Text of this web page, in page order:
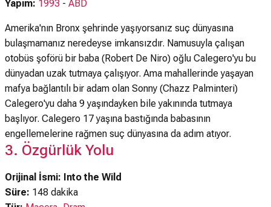
Yapım: 1993 - ABD
Amerika'nın Bronx şehrinde yaşıyorsanız suç dünyasına
bulaşmamanız neredeyse imkansızdır. Namusuyla çalışan
otobüs şoförü bir baba (Robert De Niro) oğlu Calegero'yu bu
dünyadan uzak tutmaya çalışıyor. Ama mahallerinde yaşayan
mafya bağlantılı bir adam olan Sonny (Chazz Palminteri)
Calegero'yu daha 9 yaşındayken bile yakınında tutmaya
başlıyor. Calegero 17 yaşına bastığında babasının
engellemelerine rağmen suç dünyasına da adım atıyor.
3. Özgürlük Yolu
Orijinal İsmi: Into the Wild
Süre: 148 dakika